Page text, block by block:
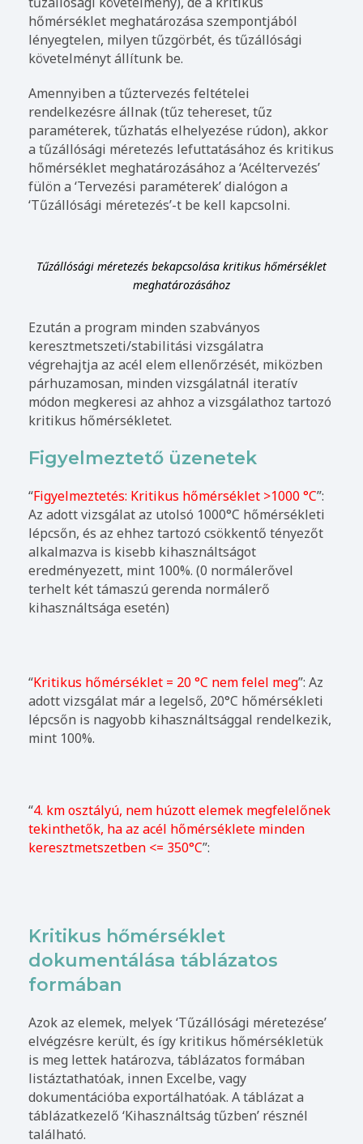
hőmérséklet meghatározása szempontjából
lényegtelen, milyen tűzgörbét, és tűzállósági
követelményt állítunk be.
Amennyiben a tűztervezés feltételei
rendelkezésre állnak (tűz tehereset, tűz
paraméterek, tűzhatás elhelyezése rúdon), akkor
a tűzállósági méretezés lefuttatásához és kritikus
hőmérséklet meghatározásához a ‘Acéltervezés’
fülön a ‘Tervezési paraméterek’ dialógon a
‘Tűzállósági méretezés’-t be kell kapcsolni.
Tűzállósági méretezés bekapcsolása kritikus hőmérséklet
meghatározásához
Ezután a program minden szabványos
keresztmetszeti/stabilitási vizsgálatra
végrehajtja az acél elem ellenőrzését, miközben
párhuzamosan, minden vizsgálatnál iteratív
módon megkeresi az ahhoz a vizsgálathoz tartozó
kritikus hőmérsékletet.
Figyelmeztető üzenetek
“Figyelmeztetés: Kritikus hőmérséklet >1000 °C”:
Az adott vizsgálat az utolsó 1000°C hőmérsékleti
lépcsőn, és az ehhez tartozó csökkentő tényezőt
alkalmazva is kisebb kihasználtságot
eredményezett, mint 100%. (0 normálerővel
terhelt két támaszú gerenda normálerő
kihasználtsága esetén)
“Kritikus hőmérséklet = 20 °C nem felel meg”: Az
adott vizsgálat már a legelső, 20°C hőmérsékleti
lépcsőn is nagyobb kihasználtsággal rendelkezik,
mint 100%.
“4. km osztályú, nem húzott elemek megfelelőnek
tekinthetők, ha az acél hőmérséklete minden
keresztmetszetben <= 350°C”:
Kritikus hőmérséklet
dokumentálása táblázatos
formában
Azok az elemek, melyek ‘Tűzállósági méretezése’
elvégzésre került, és így kritikus hőmérsékletük
is meg lettek határozva, táblázatos formában
listáztathatóak, innen Excelbe, vagy
dokumentációba exportálhatóak. A táblázat a
táblázatkezelő ‘Kihasználtság tűzben’ résznél
található.